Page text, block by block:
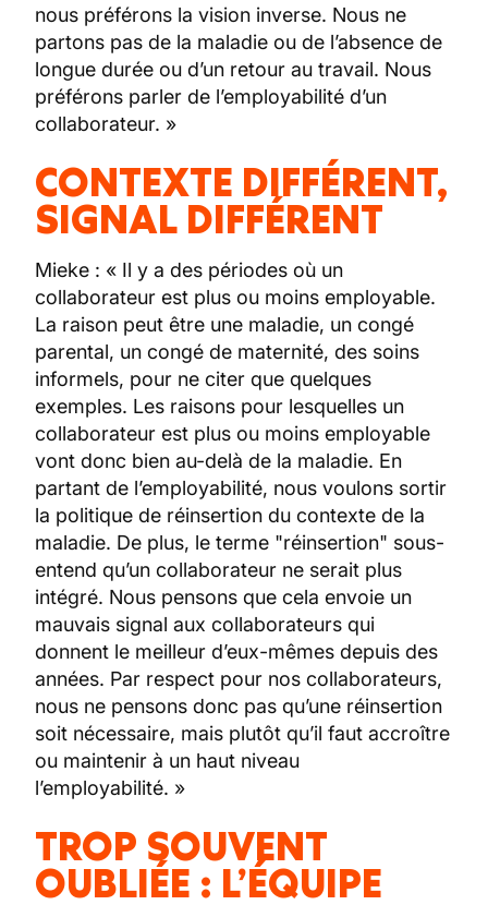
nous préférons la vision inverse. Nous ne
partons pas de la maladie ou de l’absence de
longue durée ou d’un retour au travail. Nous
préférons parler de l’employabilité d’un
collaborateur. »
CONTEXTE DIFFÉRENT,
SIGNAL DIFFÉRENT
Mieke : « Il y a des périodes où un
collaborateur est plus ou moins employable.
La raison peut être une maladie, un congé
parental, un congé de maternité, des soins
informels, pour ne citer que quelques
exemples. Les raisons pour lesquelles un
collaborateur est plus ou moins employable
vont donc bien au-delà de la maladie. En
partant de l’employabilité, nous voulons sortir
la politique de réinsertion du contexte de la
maladie. De plus, le terme "réinsertion" sous-
entend qu’un collaborateur ne serait plus
intégré. Nous pensons que cela envoie un
mauvais signal aux collaborateurs qui
donnent le meilleur d’eux-mêmes depuis des
années. Par respect pour nos collaborateurs,
nous ne pensons donc pas qu’une réinsertion
soit nécessaire, mais plutôt qu’il faut accroître
ou maintenir à un haut niveau
l’employabilité. »
TROP SOUVENT
OUBLIÉE : L’ÉQUIPE